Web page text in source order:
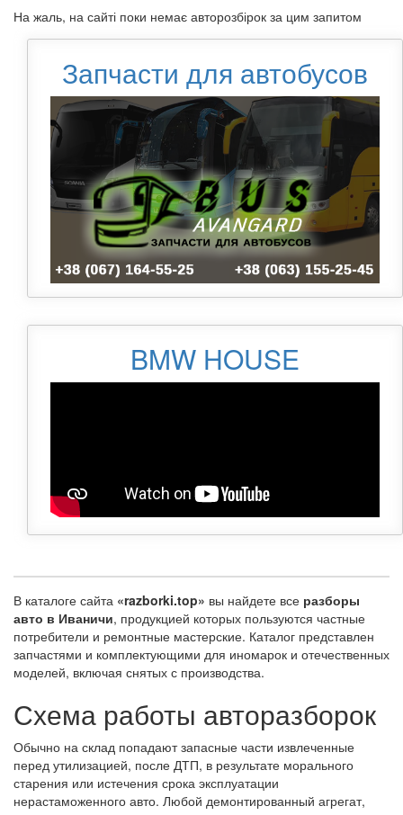
На жаль, на сайті поки немає авторозбірок за цим запитом
Запчасти для автобусов
BMW HOUSE
В каталоге сайта «razborki.top» вы найдете все разборы
авто в Иваничи, продукцией которых пользуются частные
потребители и ремонтные мастерские. Каталог представлен
запчастями и комплектующими для иномарок и отечественных
моделей, включая снятых с производства.
Схема работы авторазборок
Обычно на склад попадают запасные части извлеченные
перед утилизацией, после ДТП, в результате морального
старения или истечения срока эксплуатации
нерастаможенного авто. Любой демонтированный агрегат,